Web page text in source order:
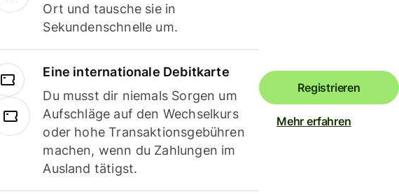
Ort und tausche sie in
Sekundenschnelle um.
Eine internationale Debitkarte
Du musst dir niemals Sorgen um
Aufschläge auf den Wechselkurs
oder hohe Transaktionsgebühren
machen, wenn du Zahlungen im
Ausland tätigst.
Registrieren
Mehr erfahren